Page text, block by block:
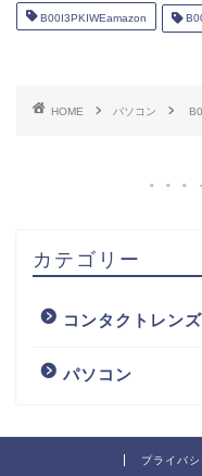
B00I3PKIWEamazon
HOME パソコン
カテゴリー
コンタクトレンズ
パソコン
プライバ